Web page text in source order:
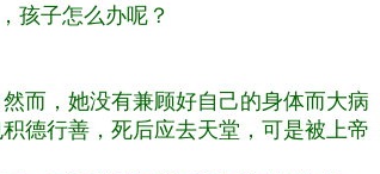
孩子怎么办呢？
而，她没有兼顾好自己的身体而大病
德行善，死后应去天堂，可是被上帝